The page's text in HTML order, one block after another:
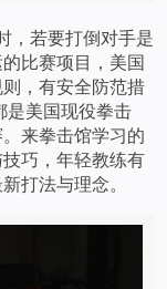
，若要打倒对手是
比赛项目，美国
，有安全防范措
是美国现役拳击
来拳击馆学习的
巧，年轻教练有
打法与理念。